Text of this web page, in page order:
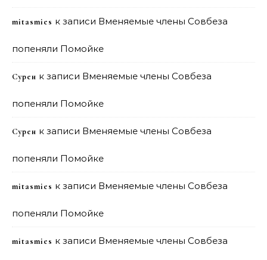
mitasmies к записи Вменяемые члены Совбеза
попеняли Помойке
Сурен к записи Вменяемые члены Совбеза
попеняли Помойке
Сурен к записи Вменяемые члены Совбеза
попеняли Помойке
mitasmies к записи Вменяемые члены Совбеза
попеняли Помойке
mitasmies к записи Вменяемые члены Совбеза